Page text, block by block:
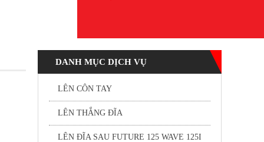
DANH MỤC DỊCH VỤ
LÊN CÔN TAY
LÊN THẮNG ĐĨA
LÊN ĐĨA SAU FUTURE 125 WAVE 125I